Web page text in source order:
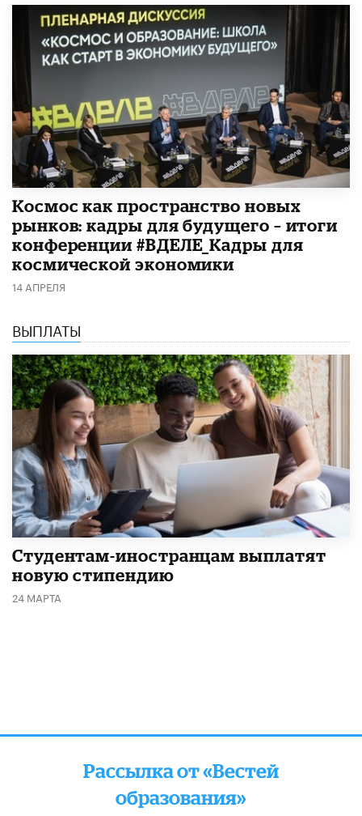
Космос как пространство новых
рынков: кадры для будущего – итоги
конференции #ВДЕЛЕ_Кадры для
космической экономики
14 АПРЕЛЯ
ВЫПЛАТЫ
Студентам-иностранцам выплатят
новую стипендию
24 МАРТА
Рассылка от «Вестей
образования»